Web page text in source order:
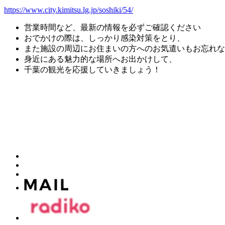
https://www.city.kimitsu.lg.jp/soshiki/54/
営業時間など、最新の情報を必ずご確認ください
おでかけの際は、しっかり感染対策をとり、
また施設の周辺にお住まいの方へのお気遣いもお忘れ
身近にある魅力的な場所へお出かけして、
千葉の観光を応援していきましょう！